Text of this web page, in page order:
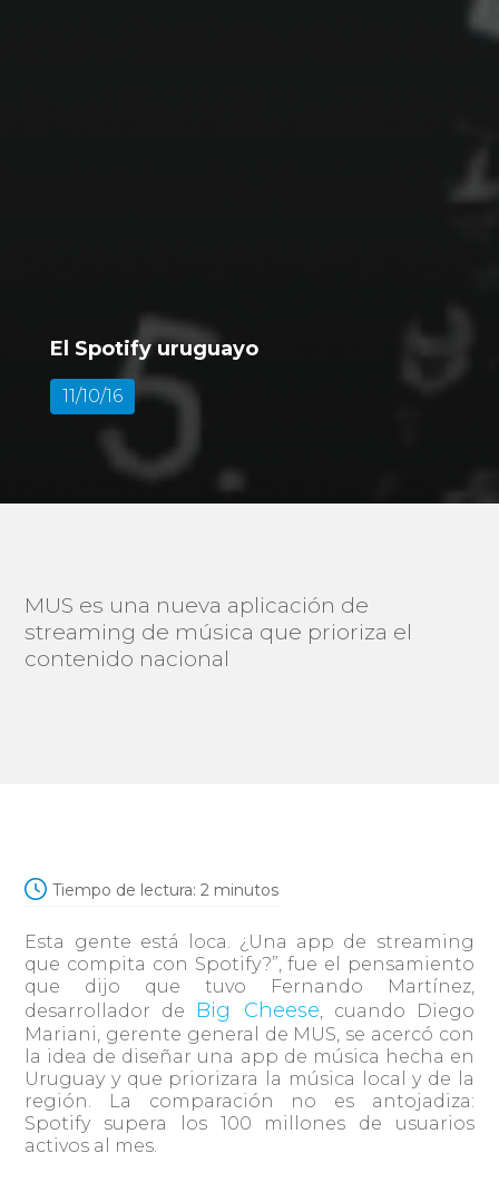
El Spotify uruguayo
11/10/16
MUS es una nueva aplicación de
streaming de música que prioriza el
contenido nacional
Tiempo de lectura: 2 minutos
Esta gente está loca. ¿Una app de streaming
que compita con Spotify?”, fue el pensamiento
que dijo que tuvo Fernando Martínez,
desarrollador de Big Cheese, cuando Diego
Mariani, gerente general de MUS, se acercó con
la idea de diseñar una app de música hecha en
Uruguay y que priorizara la música local y de la
región. La comparación no es antojadiza:
Spotify supera los 100 millones de usuarios
activos al mes.